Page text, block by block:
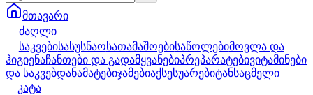
მთავარი
ძაღლი
საკვებისასუსნაოსათამაშოებისაწოლებიმოვლა და
ჰიგიენაჩანთები და გადამყვანებიპრეპარატებივიტამინები
და საკვებდანამატებიჯამებიაქსესუარებიტანსაცმელი
კატა